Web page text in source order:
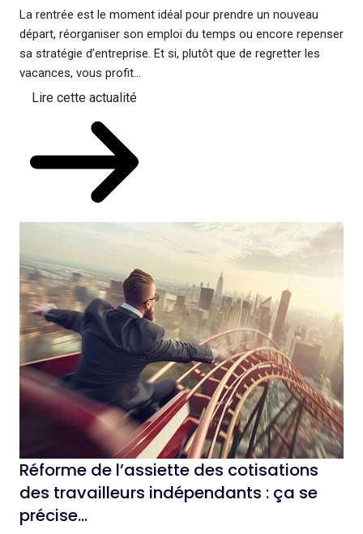
La rentrée est le moment idéal pour prendre un nouveau
départ, réorganiser son emploi du temps ou encore repenser
sa stratégie d’entreprise. Et si, plutôt que de regretter les
vacances, vous profit...
Lire cette actualité
Réforme de l’assiette des cotisations
des travailleurs indépendants : ça se
précise…